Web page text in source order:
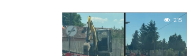
215